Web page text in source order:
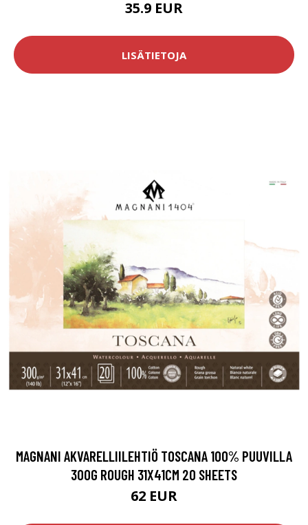
35.9 EUR
LISÄTIETOJA
MAGNANI AKVARELLIILEHTIÖ TOSCANA 100% PUUVILLA
300G ROUGH 31X41CM 20 SHEETS
62 EUR